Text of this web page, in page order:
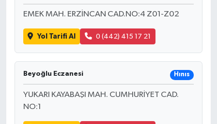
EMEK MAH. ERZİNCAN CAD.NO:4 Z01-Z02
Yol Tarifi Al 0 (442) 415 17 21
Beyoğlu Eczanesi Hınıs
YUKARI KAYABAŞI MAH. CUMHURİYET CAD.
NO:1